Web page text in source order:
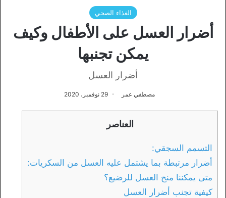
الغذاء الصحي
أضرار العسل على الأطفال وكيف
يمكن تجنبها
أضرار العسل
مصطفي عمر 29 نوفمبر، 2020
العناصر
التسمم السجقي:
أضرار مرتبطة بما يشتمل عليه العسل من السكريات:
متى يمكننا منح العسل للرضيع؟
كيفية تجنب أضرار العسل